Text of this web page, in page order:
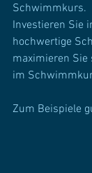
Schwimmkurs.
Investieren Sie
hochwertige
maximieren Sie
im
Zum Beispiele